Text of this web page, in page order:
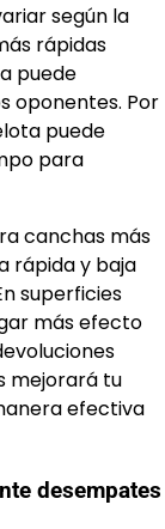
según la
rápidas
puede
oponentes. Por
puede
para
canchas más
rápida y baja
superficies
más efecto
mejorará tu
efectiva
desempates